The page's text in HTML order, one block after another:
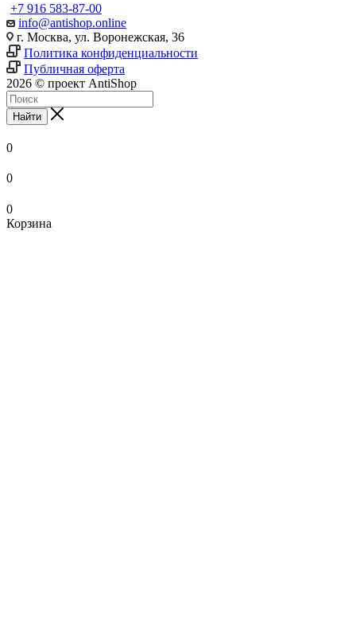
+7 916 583-87-00
info@antishop.online
г. Москва, ул. Воронежская, 36
Политика конфиденциальности
Публичная оферта
2026 © проект AntiShop
Найти
0
0
0
Корзина